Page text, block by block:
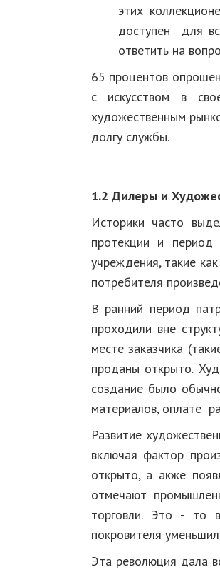
этих
доступен для
ответить на
65 процентов
с искусством в
художественным
долгу службы.
1.2 Дилеры и
Историки часто
протекции и
учреждения, такие
потребителя
В ранний период
проходили вне
месте заказчика
проданы открыто.
создание было
материалов, оплате
Развитие
включая фактор
открыто, а акже
отмечают
торговли. Это - то
покровителя
Эта революция дала